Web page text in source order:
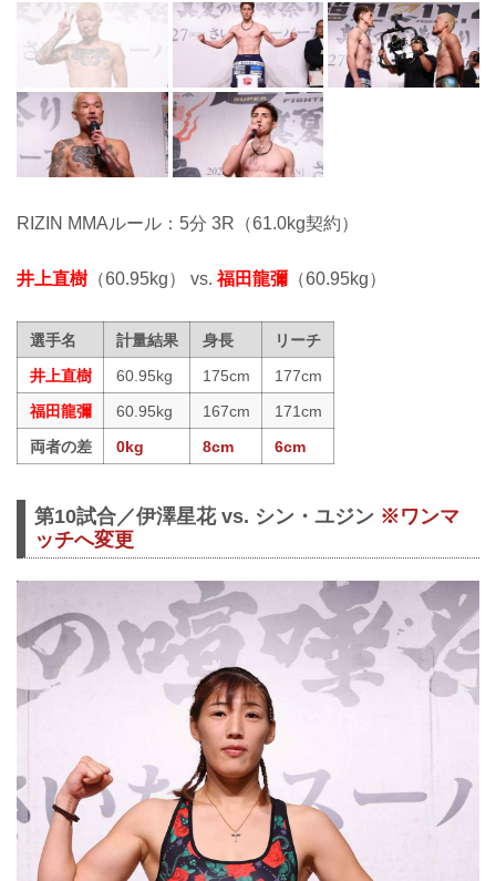
RIZIN MMAルール：5分 3R（61.0kg契約）
井上直樹 （60.95kg） vs.福田龍彌 （60.95kg）
選手名 計量結果 身長
リーチ
井上直樹
60.95kg 175cm
177cm
福田龍彌
60.95kg 167cm
171cm
両者の差
0kg 8cm 6cm
第10試合／伊澤星花 vs. シン・ユジン ※ワンマ
ッチへ変更